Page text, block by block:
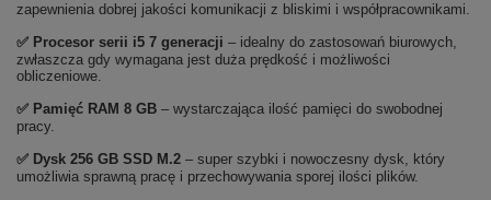
zapewnienia dobrej jakości komunikacji z bliskimi i współpracownikami.
✅ Procesor serii i5 7 generacji – idealny do zastosowań biurowych,
zwłaszcza gdy wymagana jest duża prędkość i możliwości
obliczeniowe.
✅ Pamięć RAM 8 GB – wystarczająca ilość pamięci do swobodnej
pracy.
✅ Dysk 256 GB SSD M.2 – super szybki i nowoczesny dysk, który
umożliwia sprawną pracę i przechowywania sporej ilości plików.